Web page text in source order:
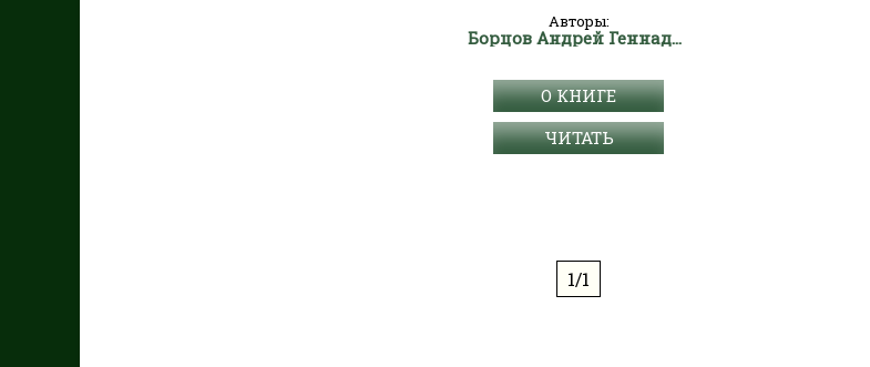
Авторы:
Борцов Андрей Геннадьевич "Варракс"
О КНИГЕ
ЧИТАТЬ
1/1